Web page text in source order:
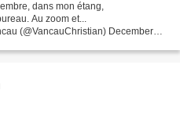
dans mon étang,
Au zoom et...
(@VancauChristian) December